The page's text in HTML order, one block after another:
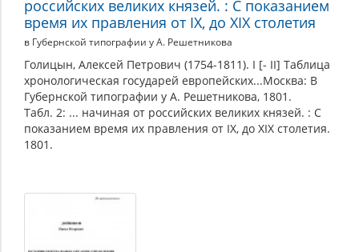
российских великих князей. : С показанием
время их правления от IX, до XIX столетия
в Губернской типографии у А. Решетникова
Голицын, Алексей Петрович (1754-1811). I [- II] Таблица
хронологическая государей европейских...Москва: В
Губернской типографии у А. Решетникова, 1801.
Табл. 2: ... начиная от российских великих князей. : С
показанием время их правления от IX, до XIX столетия.
1801.